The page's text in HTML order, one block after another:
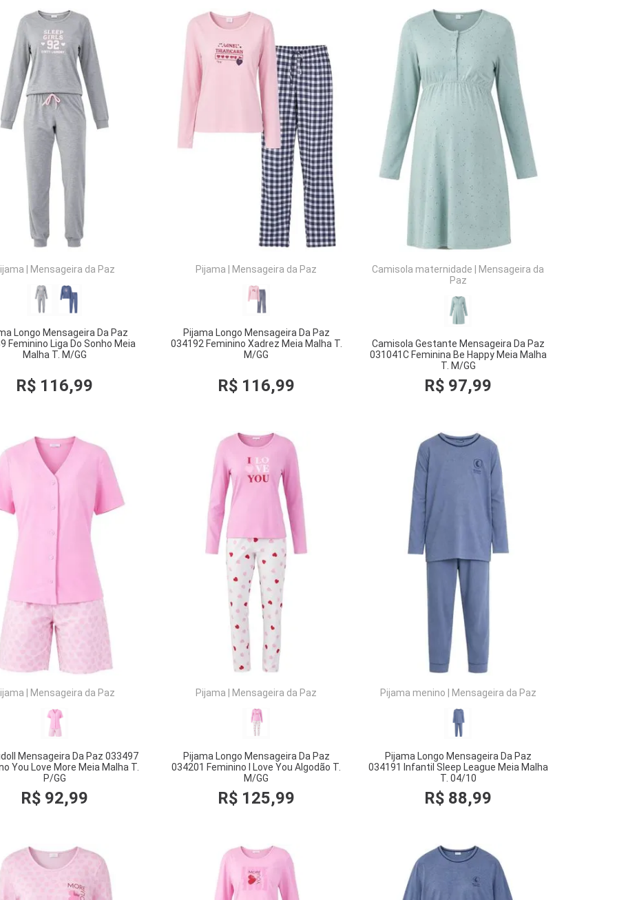
Mensageira da Paz
Longo Mensageira Da Paz
Feminino Liga Do Sonho Meia
Malha T. M/GG
R$ 116,99
COMPRAR
Pijama Mensageira da Paz
Pijama Longo Mensageira Da Paz
034192 Feminino Xadrez Meia Malha T.
M/GG
R$ 116,99
COMPRAR
Camisola maternidade
Mensageira da
Paz
Camisola Gestante Mensageira Da Paz
031041C Feminina Be Happy Meia Malha
T. M/GG
R$ 97,99
COMPRAR
| Mensageira da Paz
Mensageira Da Paz 033497
You Love More Meia Malha T.
P/GG
R$ 92,99
COMPRAR
Pijama | Mensageira da Paz
Pijama Longo Mensageira Da Paz
034201 Feminino I Love You Algodão T.
M/GG
R$ 125,99
COMPRAR
Pijama menino | Mensageira da Paz
Pijama Longo Mensageira Da Paz
034191 Infantil Sleep League Meia Malha
T. 04/10
R$ 88,99
COMPRAR